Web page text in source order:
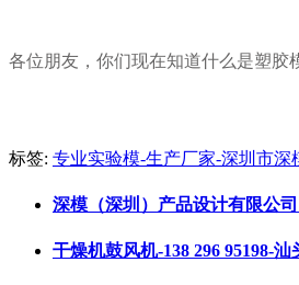
各位朋友，你们现在知道什么是塑胶
标签: 专业实验模-生产厂家-深圳市深
深模（深圳）产品设计有限公
干燥机鼓风机-138 296 95198-汕